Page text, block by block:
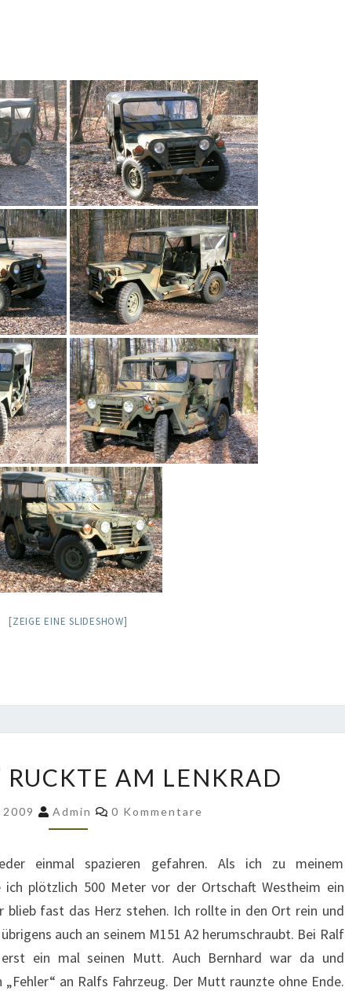
[ZEIGE EINE SLIDESHOW]
MUTT
RUCKTE
AM
AM LENKRAD
2009 Admin Kommentare
0 Kommentare
einmal spazieren gefahren. Als ich zu meinem
plötzlich 500 Meter vor der Ortschaft Westheim ein
blieb fast das Herz stehen. Ich rollte in den Ort rein und
auch an seinem M151 A2 herumschraubt. Bei Ralf
ein mal seinen Mutt. Auch Bernhard war da und
an Ralfs Fahrzeug. Der Mutt raunzte ohne Ende.